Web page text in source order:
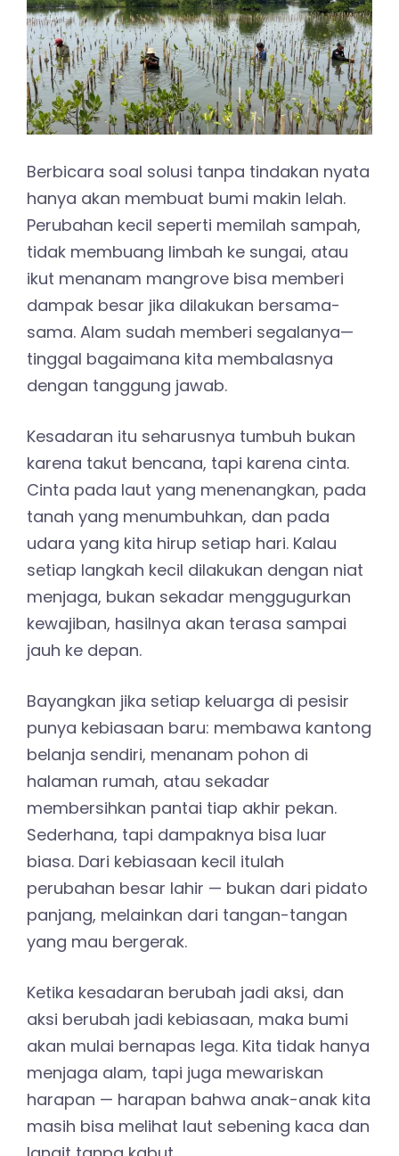
Berbicara soal solusi tanpa tindakan nyata
hanya akan membuat bumi makin lelah.
Perubahan kecil seperti memilah sampah,
tidak membuang limbah ke sungai, atau
ikut menanam mangrove bisa memberi
dampak besar jika dilakukan bersama-
sama. Alam sudah memberi segalanya—
tinggal bagaimana kita membalasnya
dengan tanggung jawab.
Kesadaran itu seharusnya tumbuh bukan
karena takut bencana, tapi karena cinta.
Cinta pada laut yang menenangkan, pada
tanah yang menumbuhkan, dan pada
udara yang kita hirup setiap hari. Kalau
setiap langkah kecil dilakukan dengan niat
menjaga, bukan sekadar menggugurkan
kewajiban, hasilnya akan terasa sampai
jauh ke depan.
Bayangkan jika setiap keluarga di pesisir
punya kebiasaan baru: membawa kantong
belanja sendiri, menanam pohon di
halaman rumah, atau sekadar
membersihkan pantai tiap akhir pekan.
Sederhana, tapi dampaknya bisa luar
biasa. Dari kebiasaan kecil itulah
perubahan besar lahir — bukan dari pidato
panjang, melainkan dari tangan-tangan
yang mau bergerak.
Ketika kesadaran berubah jadi aksi, dan
aksi berubah jadi kebiasaan, maka bumi
akan mulai bernapas lega. Kita tidak hanya
menjaga alam, tapi juga mewariskan
harapan — harapan bahwa anak-anak kita
masih bisa melihat laut sebening kaca dan